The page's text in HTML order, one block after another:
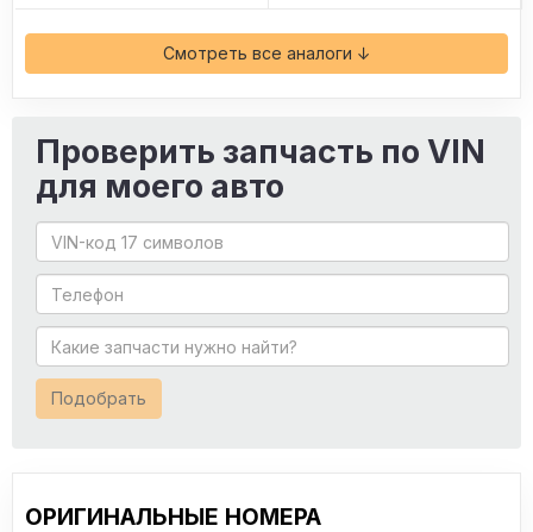
Смотреть все аналоги ↓
Проверить запчасть по VIN
для моего авто
Подобрать
ОРИГИНАЛЬНЫЕ НОМЕРА